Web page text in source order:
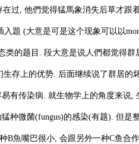
在过, 他們觉得猛馬象消失后草才
題 (大意是可是这个现象可以以
的题目. 段大意是说人們都觉得群
生存上的优势. 后面继续说了群居的
传染病. 就生物学上的角度来说,
种微菌(fungus)的感染(有题). 但
B魚嘴巴很小, 会跟另外一种C鱼合